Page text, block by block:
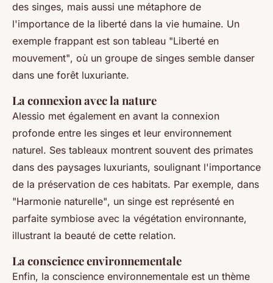
des singes, mais aussi une métaphore de
l'importance de la liberté dans la vie humaine. Un
exemple frappant est son tableau "Liberté en
mouvement", où un groupe de singes semble danser
dans une forêt luxuriante.
La connexion avec la nature
Alessio met également en avant la connexion
profonde entre les singes et leur environnement
naturel. Ses tableaux montrent souvent des primates
dans des paysages luxuriants, soulignant l'importance
de la préservation de ces habitats. Par exemple, dans
"Harmonie naturelle", un singe est représenté en
parfaite symbiose avec la végétation environnante,
illustrant la beauté de cette relation.
La conscience environnementale
Enfin, la conscience environnementale est un thème